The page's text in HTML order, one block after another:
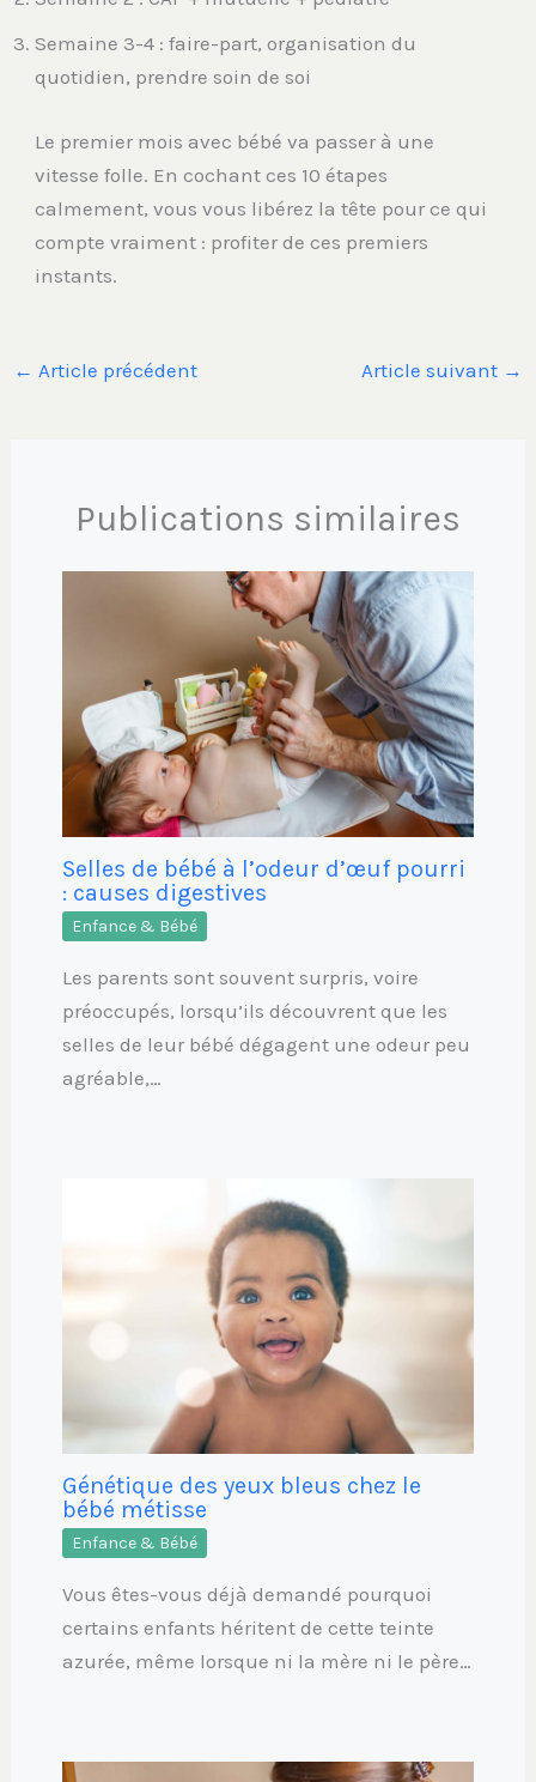
Semaine 3-4 : faire-part, organisation du
quotidien, prendre soin de soi
Le premier mois avec bébé va passer à une
vitesse folle. En cochant ces 10 étapes
calmement, vous vous libérez la tête pour ce qui
compte vraiment : profiter de ces premiers
instants.
← Article précédent Article suivant →
Publications similaires
Selles de bébé à l’odeur d’œuf pourri
: causes digestives
Enfance & Bébé
Les parents sont souvent surpris, voire
préoccupés, lorsqu’ils découvrent que les
selles de leur bébé dégagent une odeur peu
agréable,…
Génétique des yeux bleus chez le
bébé métisse
Enfance & Bébé
Vous êtes-vous déjà demandé pourquoi
certains enfants héritent de cette teinte
azurée, même lorsque ni la mère ni le père…